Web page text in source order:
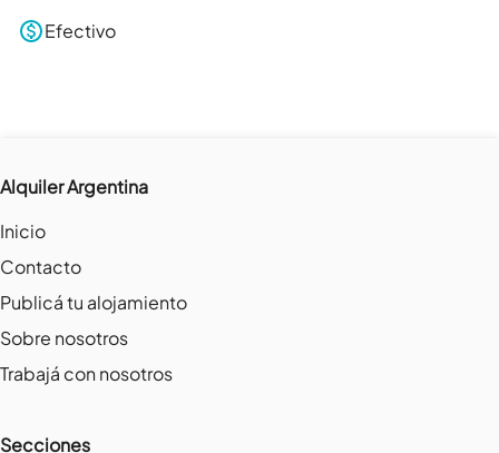
Efectivo
Alquiler Argentina
Inicio
Contacto
Publicá tu alojamiento
Sobre nosotros
Trabajá con nosotros
Secciones